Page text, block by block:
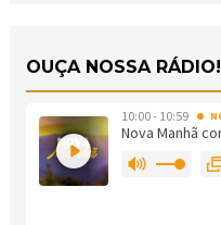
OUÇA NOSSA RÁDIO!